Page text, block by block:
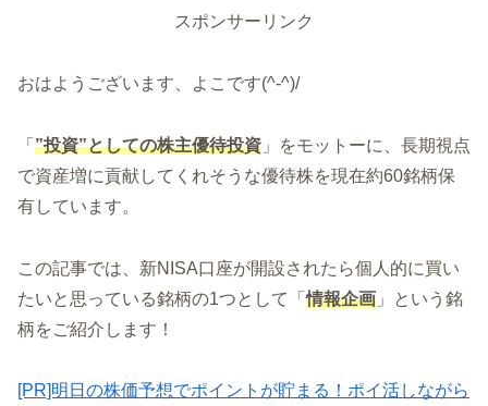
スポンサーリンク
おはようございます、よこです(^-^)/
「 ”投資”としての株主優待投資 」をモットーに、長期視点
で資産増に貢献してくれそうな優待株を現在約60銘柄保
有しています。
この記事では、新NISA口座が開設されたら個人的に買い
たいと思っている銘柄の1つとして「情報企画 」という銘
柄をご紹介します！
[PR]明日の株価予想でポイントが貯まる！ポイ活しながら